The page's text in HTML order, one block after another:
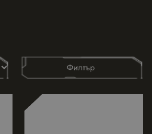
Филтър